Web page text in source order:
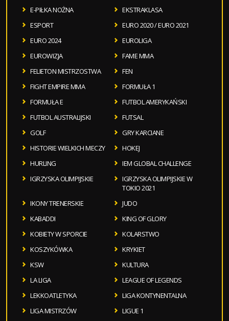
E-PIŁKA NOŻNA
EKSTRAKLASA
ESPORT
EURO 2020 / EURO 2021
EURO 2024
EUROLIGA
EUROWIZJA
FAME MMA
FELIETON MISTRZOSTWA
FEN
FIGHT EMPIRE MMA
FORMUŁA 1
FORMUŁA E
FUTBOL AMERYKAŃSKI
FUTBOL AUSTRALIJSKI
FUTSAL
GOLF
GRY KARCIANE
HISTORIE WIELKICH MECZY
HOKEJ
HURLING
IEM GLOBAL CHALLENGE
IGRZYSKA OLIMPIJSKIE
IGRZYSKA OLIMPIJSKIE W
TOKIO 2021
IKONY TRENERSKIE
JUDO
KABADDI
KING OF GLORY
KOBIETY W SPORCIE
KOLARSTWO
KOSZYKÓWKA
KRYKIET
KSW
KULTURA
LA LIGA
LEAGUE OF LEGENDS
LEKKOATLETYKA
LIGA KONTYNENTALNA
LIGA MISTRZÓW
LIGUE 1